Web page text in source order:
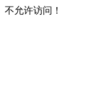
不允许访问！